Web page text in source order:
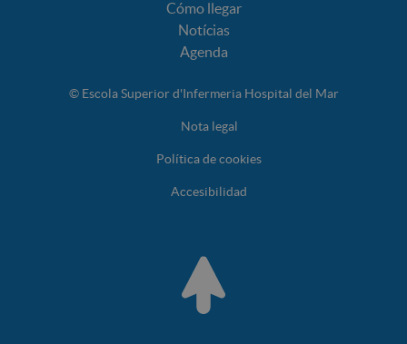
Cómo llegar
Notícias
Agenda
© Escola Superior d'Infermeria Hospital del Mar
Nota legal
Política de cookies
Accesibilidad